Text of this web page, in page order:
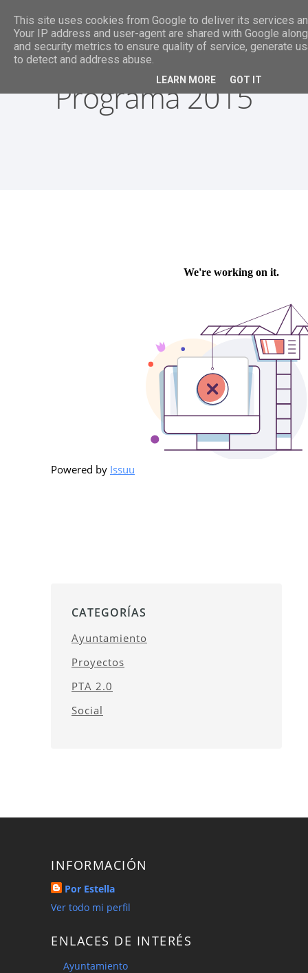
Programa 2015
Powered by Issuu
CATEGORÍAS
Ayuntamiento
Proyectos
PTA 2.0
Social
INFORMACIÓN
Por Estella
Ver todo mi perfil
ENLACES DE INTERÉS
Ayuntamiento
This site uses cookies from Google to deliver its services
Your IP address and user-agent are shared with Google
and security metrics to ensure quality of service, generate
to detect and address abuse.
LEARN MORE GOT IT